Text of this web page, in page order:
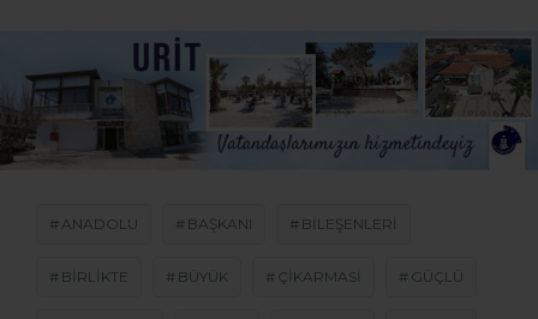
ANADOLU BAŞKANI BILEŞENLERI
BIRLIKTE BÜYÜK ÇIKARMASI GÜÇLÜ